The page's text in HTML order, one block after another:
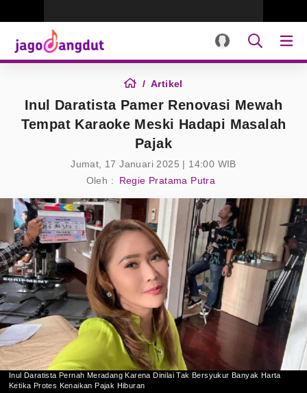
Artikel
Inul Daratista Pamer Renovasi Mewah
Tempat Karaoke Meski Hadapi Masalah
Pajak
Jumat, 17 Januari 2025 | 14:00 WIB
Oleh :
Regie Pratama Putra
Inul Daratista Pernah Meradang Karena Dinilai Tak Bersyukur Banyak Harta
Ketika Protes Kenaikan Pajak Hiburan